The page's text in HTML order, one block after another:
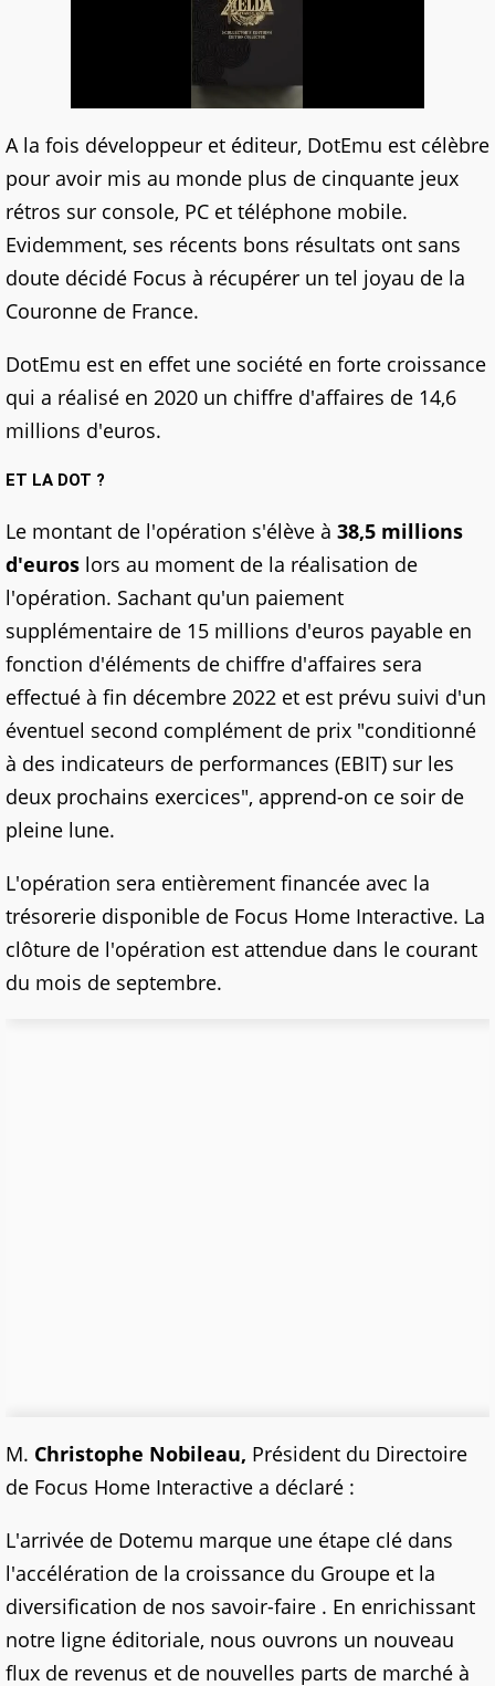
A la fois développeur et éditeur, DotEmu est célèbre
pour avoir mis au monde plus de cinquante jeux
rétros sur console, PC et téléphone mobile.
Evidemment, ses récents bons résultats ont sans
doute décidé Focus à récupérer un tel joyau de la
Couronne de France.
DotEmu est en effet une société en forte croissance
qui a réalisé en 2020 un chiffre d'affaires de 14,6
millions d'euros.
ET LA DOT ?
Le montant de l'opération s'élève à 38,5 millions
d'euros lors au moment de la réalisation de
l'opération. Sachant qu'un paiement
supplémentaire de 15 millions d'euros payable en
fonction d'éléments de chiffre d'affaires sera
effectué à fin décembre 2022 et est prévu suivi d'un
éventuel second complément de prix "conditionné
à des indicateurs de performances (EBIT) sur les
deux prochains exercices", apprend-on ce soir de
pleine lune.
L'opération sera entièrement financée avec la
trésorerie disponible de Focus Home Interactive. La
clôture de l'opération est attendue dans le courant
du mois de septembre.
M. Christophe Nobileau, Président du Directoire
de Focus Home Interactive a déclaré :
L'arrivée de Dotemu marque une étape clé dans
l'accélération de la croissance du Groupe et la
diversification de nos savoir-faire . En enrichissant
notre ligne éditoriale, nous ouvrons un nouveau
flux de revenus et de nouvelles parts de marché à